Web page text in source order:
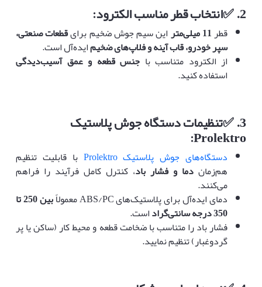
2.
✅انتخاب قطر مناسب الکترود:
قطر11میلی‌متراین سیم جوش ضخیم برایقطعات صنعتی،
سپر خودرو، قاب آینه و فلاپ‌های ضخیمایده‌آل است.
از الکترود متناسب با جنس قطعه و عمق آسیب‌دیدگی
استفاده کنید.
3.
✅تنظیمات دستگاه جوش پلاستیک
Prolektro:
دستگاه‌های جوش پلاستیک Prolektro با قابلیت تنظیم
هم‌زمان دما و فشار باد، کنترل کامل فرآیند را فراهم
می‌کنند.
دمای ایده‌آل برای پلاستیک‌های ABS/PC معمولاً بین 250 تا
350 درجه سانتی‌گراد است.
فشار باد را متناسب با ضخامت قطعه و محیط کار (ساکن یا پر
گردوغبار) تنظیم نمایید.